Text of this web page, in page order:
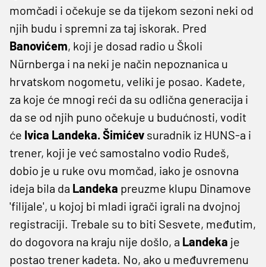
momčadi i očekuje se da tijekom sezoni neki od
njih budu i spremni za taj iskorak. Pred
Banovićem, koji je dosad radio u Školi
Nürnberga i na neki je način nepoznanica u
hrvatskom nogometu, veliki je posao. Kadete,
za koje će mnogi reći da su odlična generacija i
da se od njih puno očekuje u budućnosti, vodit
će Ivica Landeka. Šimićev suradnik iz HUNS-a i
trener, koji je već samostalno vodio Rudeš,
dobio je u ruke ovu momčad, iako je osnovna
ideja bila da Landeka preuzme klupu Dinamove
'filijale', u kojoj bi mladi igrači igrali na dvojnoj
registraciji. Trebale su to biti Sesvete, međutim,
do dogovora na kraju nije došlo, a Landeka je
postao trener kadeta. No, ako u međuvremenu